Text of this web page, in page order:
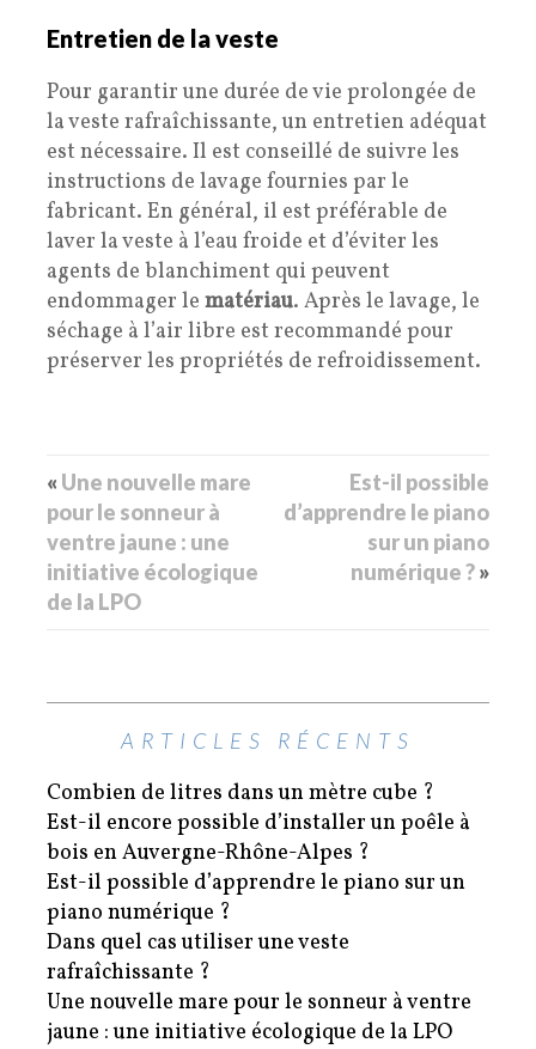
Entretien de la veste
Pour garantir une durée de vie prolongée de
la veste rafraîchissante, un entretien adéquat
est nécessaire. Il est conseillé de suivre les
instructions de lavage fournies par le
fabricant. En général, il est préférable de
laver la veste à l’eau froide et d’éviter les
agents de blanchiment qui peuvent
endommager le matériau. Après le lavage, le
séchage à l’air libre est recommandé pour
préserver les propriétés de refroidissement.
« Une nouvelle mare
pour le sonneur à
ventre jaune : une
initiative écologique
de la LPO
Est-il possible
d’apprendre le piano
sur un piano
numérique ?»
ARTICLES RÉCENTS
Combien de litres dans un mètre cube ?
Est-il encore possible d’installer un poêle à
bois en Auvergne-Rhône-Alpes ?
Est-il possible d’apprendre le piano sur un
piano numérique ?
Dans quel cas utiliser une veste
rafraîchissante ?
Une nouvelle mare pour le sonneur à ventre
jaune : une initiative écologique de la LPO